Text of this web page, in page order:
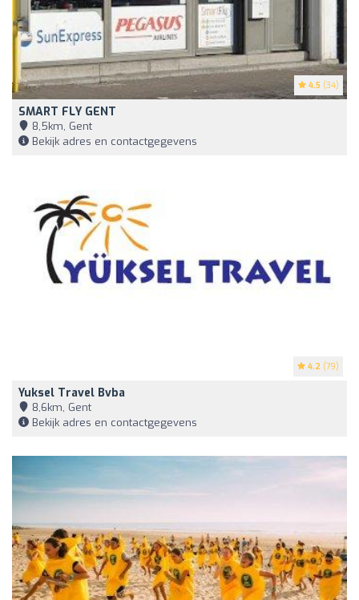
4.5 (34)
SMART FLY GENT
8,5km, Gent
Bekijk adres en contactgegevens
4.2 (79)
Yuksel Travel Bvba
8,6km, Gent
Bekijk adres en contactgegevens